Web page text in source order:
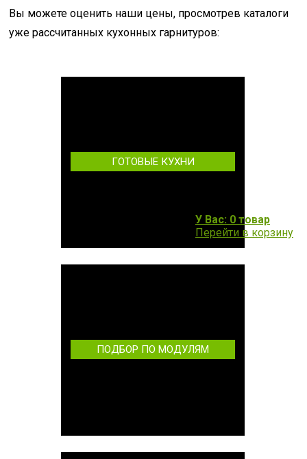
Вы можете оценить наши цены, просмотрев каталоги
уже рассчитанных кухонных гарнитуров:
ГОТОВЫЕ КУХНИ
ПОДБОР ПО МОДУЛЯМ
У Вас: 0 товар
Перейти в корзину